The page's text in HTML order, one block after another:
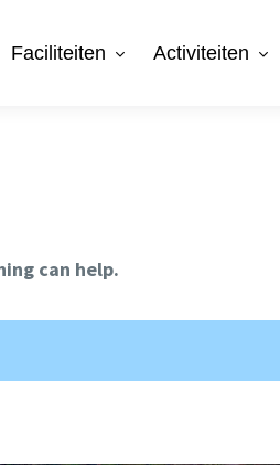
Faciliteiten Activiteiten
can help.